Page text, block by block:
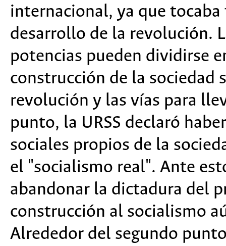
internacional, ya que
desarrollo de la revolución.
potencias pueden dividirse
construcción de la sociedad
revolución y las vías para
punto, la URSS declaró
sociales propios de la
el "socialismo real". Ante
abandonar la dictadura del
construcción al socialismo
Alrededor del segundo